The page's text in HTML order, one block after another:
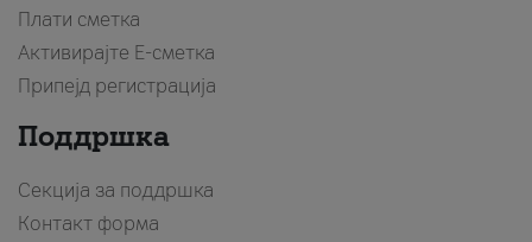
Плати сметка
Активирајте Е-сметка
Припејд регистрација
Поддршка
Секција за поддршка
Контакт форма